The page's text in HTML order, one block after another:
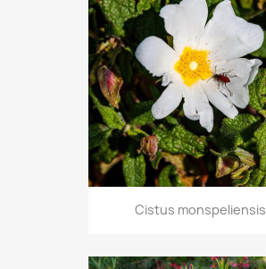
Cistus monspeliensis